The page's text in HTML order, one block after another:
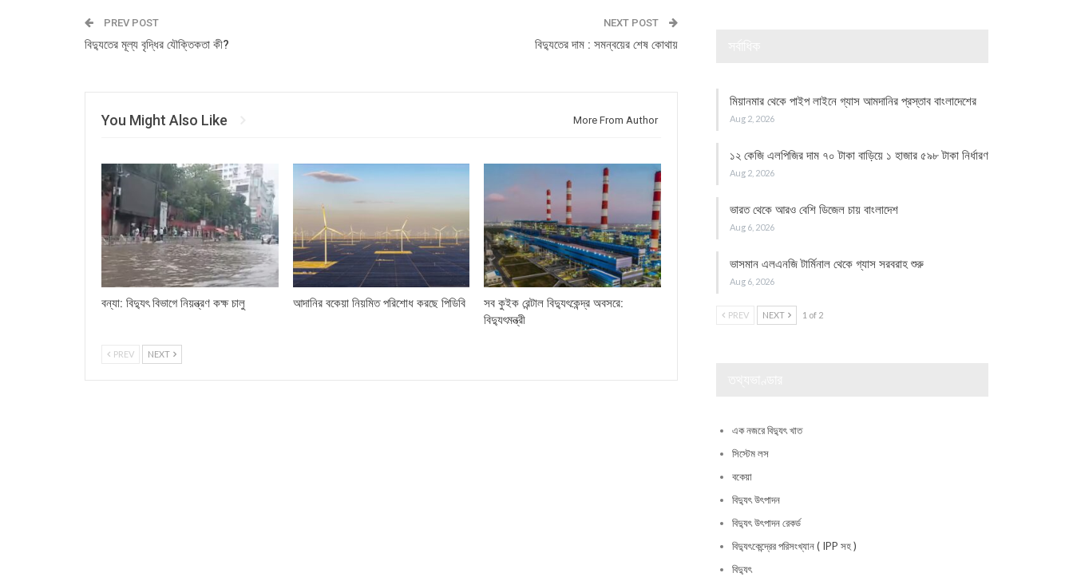
PREV POST
বিদ্যুতের মূল্য বৃদ্ধির যৌক্তিকতা কী?
NEXT POST
বিদ্যুতের দাম : সমন্বয়ের শেষ কোথায়
You Might Also Like More From Author
বন্যা: বিদ্যুৎ বিভাগে নিয়ন্ত্রণ কক্ষ চালু আদানির বকেয়া নিয়মিত পরিশোধ করছে পিডিবি
সব কুইক রেন্টাল বিদ্যুৎকেন্দ্র অবসরে:
বিদ্যুৎমন্ত্রী
PREV NEXT
মিয়ানমার থেকে পাইপ লাইনে গ্যাস আমদানির প্রস্তাব বাংলাদেশের
Aug 2, 2026
১২ কেজি এলপিজির দাম ৭০ টাকা বাড়িয়ে ১ হাজার ৫৯৮ টাকা নির্ধারণ
Aug 2, 2026
ভারত থেকে আরও বেশি ডিজেল চায় বাংলাদেশ
Aug 6, 2026
ভাসমান এলএনজি টার্মিনাল থেকে গ্যাস সরবরাহ শুরু
Aug 6, 2026
PREV NEXT 1 of 2
এক নজরে বিদ্যুৎ খাত
সিস্টেম লস
বকেয়া
বিদ্যুৎ উৎপাদন
বিদ্যুৎ উৎপাদন রেকর্ড
বিদ্যুৎকেন্দ্রের পরিসংখ্যান ( IPP সহ )
বিদ্যুৎ